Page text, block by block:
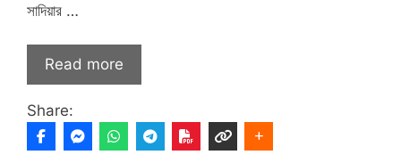
সাদিয়ার …
Read more
Share: